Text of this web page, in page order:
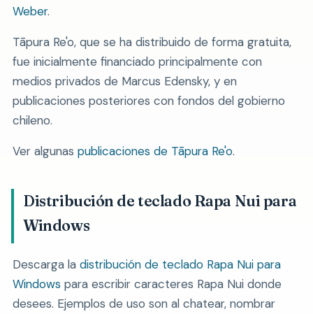
Weber.
Tāpura Re'o, que se ha distribuido de forma gratuita,
fue inicialmente financiado principalmente con
medios privados de Marcus Edensky, y en
publicaciones posteriores con fondos del gobierno
chileno.
Ver algunas publicaciones de Tāpura Re'o.
Distribución de teclado Rapa Nui para
Windows
Descarga la distribución de teclado Rapa Nui para
Windowspara escribir caracteres Rapa Nui donde
desees. Ejemplos de uso son al chatear, nombrar